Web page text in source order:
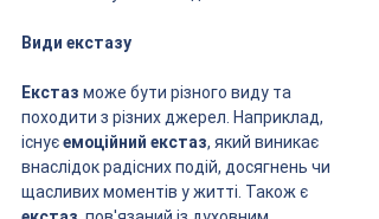
Види екстазу
Екстаз може бути різного виду та
походити з різних джерел. Наприклад,
існує емоційний екстаз, який виникає
внаслідок радісних подій, досягнень чи
щасливих моментів у житті. Також є